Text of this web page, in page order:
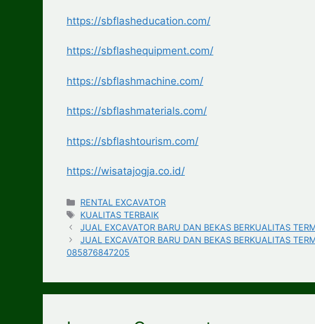
https://sbflasheducation.com/
https://sbflashequipment.com/
https://sbflashmachine.com/
https://sbflashmaterials.com/
https://sbflashtourism.com/
https://wisatajogja.co.id/
Categories
RENTAL EXCAVATOR
Tags
KUALITAS TERBAIK
JUAL EXCAVATOR BARU DAN BEKAS BERKUALITAS
JUAL EXCAVATOR BARU DAN BEKAS BERKUALITAS
085876847205